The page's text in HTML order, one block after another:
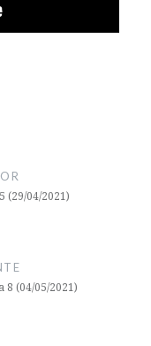
(29/04/2021)
(04/05/2021)